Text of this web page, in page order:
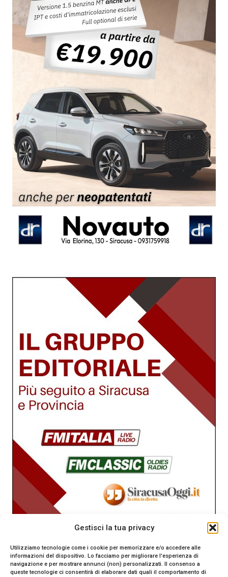
Gestisci la tua privacy
Utilizziamo tecnologie come i cookie per memorizzare e/o accedere alle
informazioni del dispositivo. Lo facciamo per migliorare l'esperienza di
navigazione e per mostrare annunci (non) personalizzati. Il consenso a
queste tecnologie ci consentirà di elaborare dati quali il comportamento di